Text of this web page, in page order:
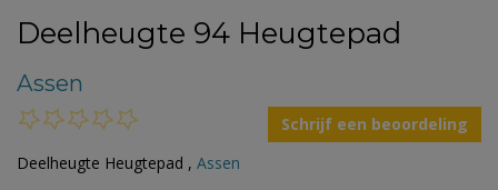
Deelheugte 94 Heugtepad
Assen
Schrijf een beoordeling
Deelheugte Heugtepad , Assen